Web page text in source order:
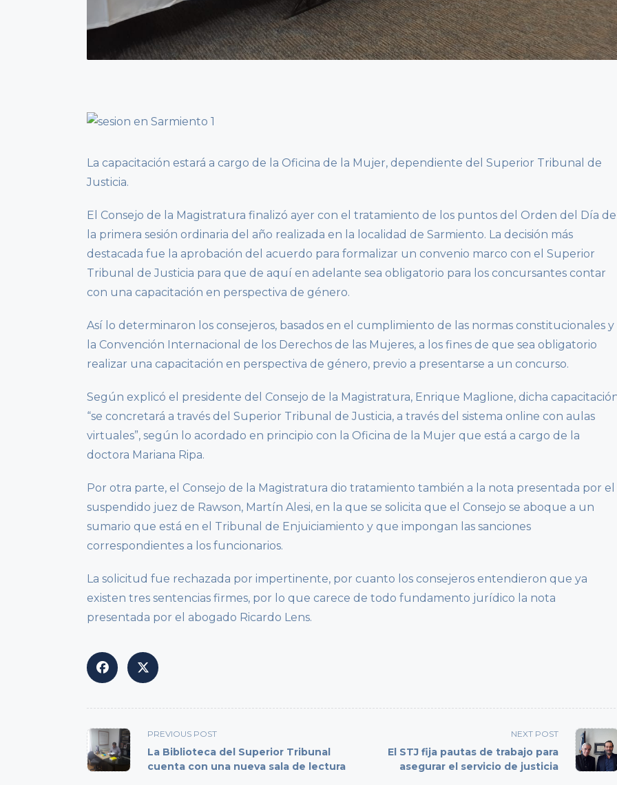
La capacitación estará a cargo de la Oficina de la Mujer, dependiente del Superior Tribunal de
Justicia.
El Consejo de la Magistratura finalizó ayer con el tratamiento de los puntos del Orden del Día de
la primera sesión ordinaria del año realizada en la localidad de Sarmiento. La decisión más
destacada fue la aprobación del acuerdo para formalizar un convenio marco con el Superior
Tribunal de Justicia para que de aquí en adelante sea obligatorio para los concursantes contar
con una capacitación en perspectiva de género.
Así lo determinaron los consejeros, basados en el cumplimiento de las normas constitucionales y
la Convención Internacional de los Derechos de las Mujeres, a los fines de que sea obligatorio
realizar una capacitación en perspectiva de género, previo a presentarse a un concurso.
Según explicó el presidente del Consejo de la Magistratura, Enrique Maglione, dicha
“se concretará a través del Superior Tribunal de Justicia, a través del sistema online con aulas
virtuales”, según lo acordado en principio con la Oficina de la Mujer que está a cargo de la
doctora Mariana Ripa.
Por otra parte, el Consejo de la Magistratura dio tratamiento también a la nota presentada por el
suspendido juez de Rawson, Martín Alesi, en la que se solicita que el Consejo se aboque a un
sumario que está en el Tribunal de Enjuiciamiento y que impongan las sanciones
correspondientes a los funcionarios.
La solicitud fue rechazada por impertinente, por cuanto los consejeros entendieron que ya
existen tres sentencias firmes, por lo que carece de todo fundamento jurídico la nota
presentada por el abogado Ricardo Lens.
<span
class="nav-
subtitle
PREVIOUS POST
La Biblioteca del Superior Tribunal
cuenta con una nueva sala de lectura
NEXT POST
El STJ fija pautas de trabajo para
asegurar el servicio de justicia